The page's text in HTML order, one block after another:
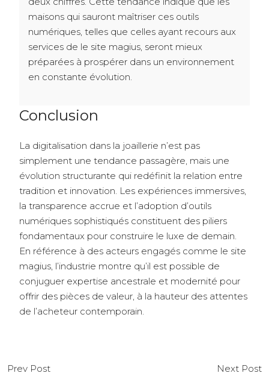
maisons qui sauront maîtriser ces outils
numériques, telles que celles ayant recours aux
services de le site magius, seront mieux
préparées à prospérer dans un environnement
en constante évolution.
Conclusion
La digitalisation dans la joaillerie n’est pas
simplement une tendance passagère, mais une
évolution structurante qui redéfinit la relation entre
tradition et innovation. Les expériences immersives,
la transparence accrue et l’adoption d’outils
numériques sophistiqués constituent des piliers
fondamentaux pour construire le luxe de demain.
En référence à des acteurs engagés comme le site
magius, l’industrie montre qu’il est possible de
conjuguer expertise ancestrale et modernité pour
offrir des pièces de valeur, à la hauteur des attentes
de l’acheteur contemporain.
Prev Post
Next Post